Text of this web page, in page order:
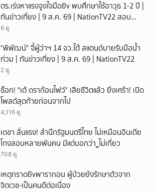
ตร.เร่งหาแรงจูงใจมือยิv พบศึกษาใช้อาวุธ 1-2 ปี |
ทันข่าวเที่ยง | 9 ส.ค. 69 | NationTV22 สอบ
พยานแล้ว 17 ปาก เร่งตรวจมือถือและหลักฐานที่
เพื่อน และสื่อโซเ
6 ดู
"พิพัฒน์" จี้ผู้ว่าฯ 14 จว.ใต้ สแตนด์บายรับมือน้ำ
ท่วม | ทันข่าวเที่ยง | 9 ส.ค. 69 | NationTV22
2 ดู
ช็อก! "เต้ ดราก้อนไฟว์" เสียชีวิตแล้ว ยิ่งเศร้า! เปิด
โพสต์สุดท้ายก่อนจากไป
4,116 ดู
เดชา ลั่นแรง! สำนึกรัฐมนตรีไทย ไม่เหมือนอินเดีย
โกงสอบหลายพันคน มีแต่บอกว่า_ูไม่เกี่ยว
708 ดู
เหตุกราดยิvพารากอน ผู้ป่วยยังรักษาตัวจาก
จิตเวช-เป็นคนดีต่อเนื่อง